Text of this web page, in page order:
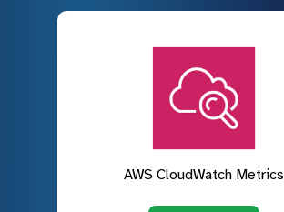
AWS CloudWatch Metrics